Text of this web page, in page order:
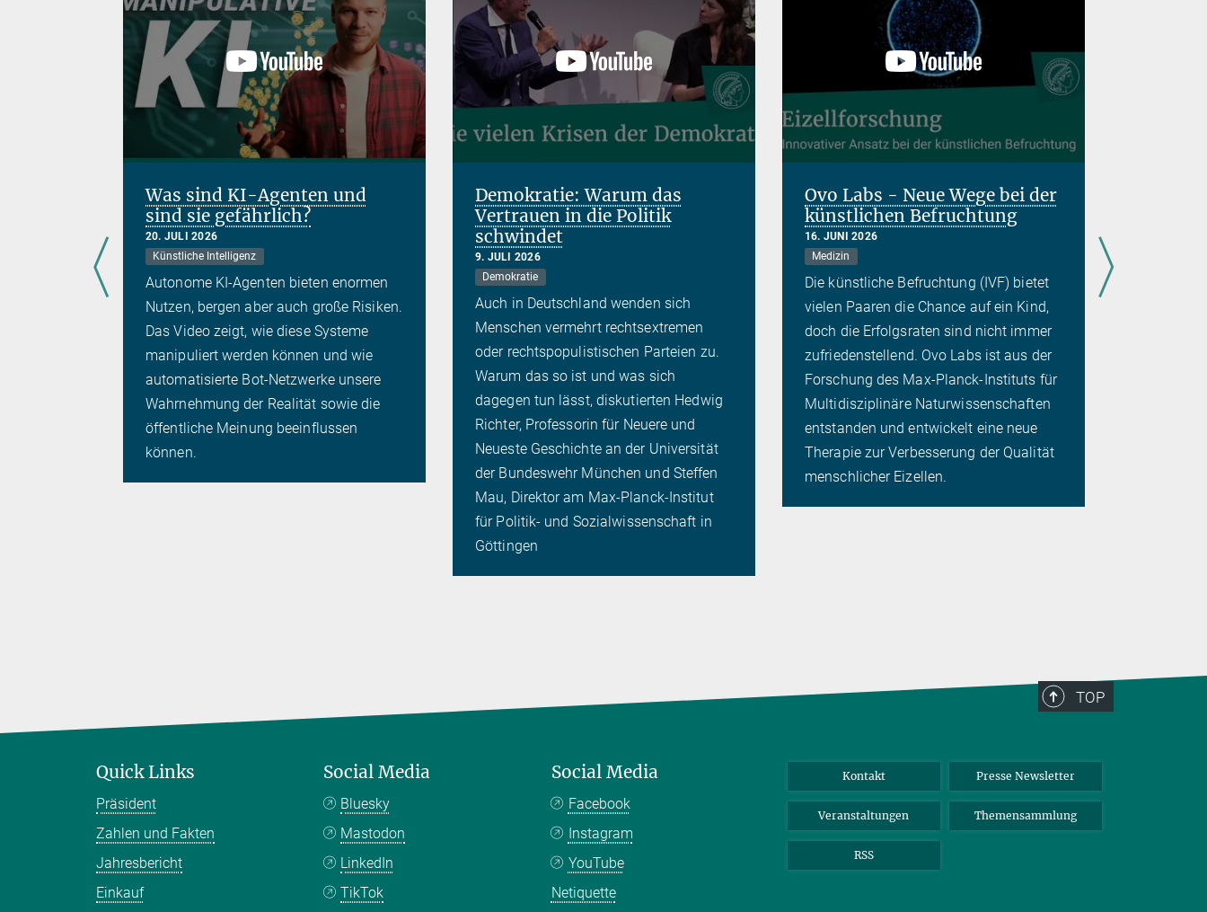
Was sind KI-Agenten und
sind sie gefährlich?
20. JULI 2026
Künstliche Intelligenz
Autonome KI-Agenten bieten enormen
Nutzen, bergen aber auch große Risiken.
Das Video zeigt, wie diese Systeme
manipuliert werden können und wie
automatisierte Bot-Netzwerke unsere
Wahrnehmung der Realität sowie die
öffentliche Meinung beeinflussen
können.
Demokratie: Warum das
Vertrauen in die Politik
schwindet
9. JULI 2026
Demokratie
Auch in Deutschland wenden sich
Menschen vermehrt rechtsextremen
oder rechtspopulistischen Parteien zu.
Warum das so ist und was sich
dagegen tun lässt, diskutierten Hedwig
Richter, Professorin für Neuere und
Neueste Geschichte an der Universität
der Bundeswehr München und Steffen
Mau, Direktor am Max-Planck-Institut
für Politik- und Sozialwissenschaft in
Göttingen
Ovo Labs - Neue Wege bei der
künstlichen Befruchtung
16. JUNI 2026
Medizin
Die künstliche Befruchtung (IVF) bietet
vielen Paaren die Chance auf ein Kind,
doch die Erfolgsraten sind nicht immer
zufriedenstellend. Ovo Labs ist aus der
Forschung des Max-Planck-Instituts für
Multidisziplinäre Naturwissenschaften
entstanden und entwickelt eine neue
Therapie zur Verbesserung der Qualität
menschlicher Eizellen.
TOP
Quick Links
Präsident
Zahlen und Fakten
Jahresbericht
Einkauf
Social Media
Bluesky
Mastodon
LinkedIn
TikTok
Social Media
Facebook
Instagram
YouTube
Netiquette
Kontakt Presse Newsletter
Veranstaltungen Themensammlung
RSS